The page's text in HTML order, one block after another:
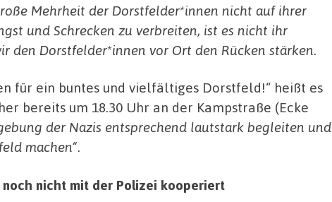
Mehrheit der Dorstfelder*innen nicht auf ihrer
und Schrecken zu verbreiten, ist es nicht ihr
den Dorstfelder*innen vor Ort den Rücken stärken.
für ein buntes und vielfältiges Dorstfeld!“ heißt es
bereits um 18.30 Uhr an der Kampstraße (Ecke
der Nazis entsprechend lautstark begleiten und
machen“.
noch nicht mit der Polizei kooperiert